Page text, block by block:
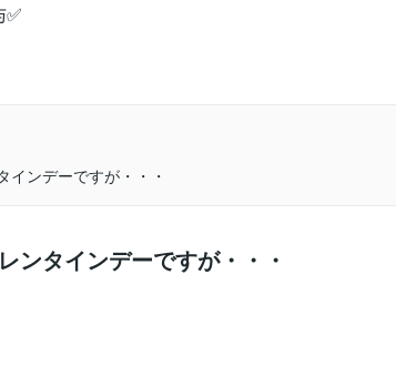
インデーですが・・・
ンタインデーですが・・・